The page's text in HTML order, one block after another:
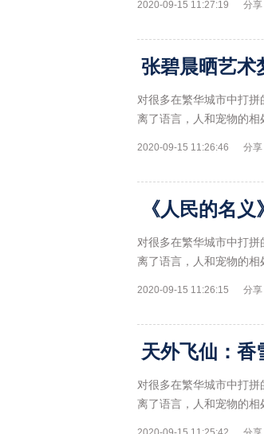
2020-09-15 11:27:19 分享
对很多在繁华城市中打
离了语言，人和宠物的
2020-09-15 11:26:46 分享
对很多在繁华城市中打
离了语言，人和宠物的
2020-09-15 11:26:15 分享
对很多在繁华城市中打
离了语言，人和宠物的